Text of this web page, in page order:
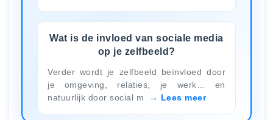
Wat is de invloed van sociale media
op je zelfbeeld?
Verder wordt je zelfbeeld beïnvloed door
je omgeving, relaties, je werk… en
natuurlijk door social m
Lees meer